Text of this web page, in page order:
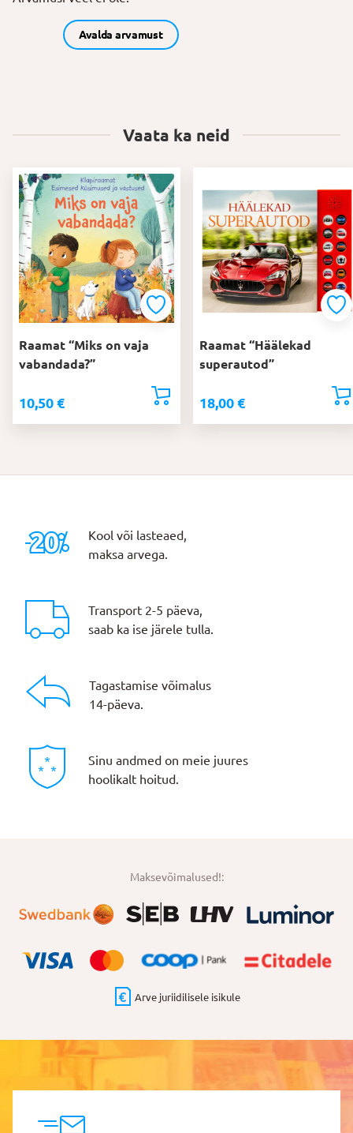
Avalda arvamust
Vaata ka neid
Raamat “Miks on vaja
vabandada?”
10,50 €
Raamat “Häälekad
superautod”
18,00 €
Kool või lasteaed,
maksa arvega.
Transport 2-5 päeva,
saab ka ise järele tulla.
Tagastamise võimalus
14-päeva.
Sinu andmed on meie juures
hoolikalt hoitud.
Maksevõimalused!:
Arve juriidilisele isikule